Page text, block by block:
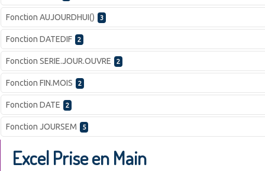
Fonction AUJOURDHUI() 3
Fonction DATEDIF 2
Fonction SERIE.JOUR.OUVRE 2
Fonction FIN.MOIS 2
Fonction DATE 2
Fonction JOURSEM 5
Excel Prise en Main